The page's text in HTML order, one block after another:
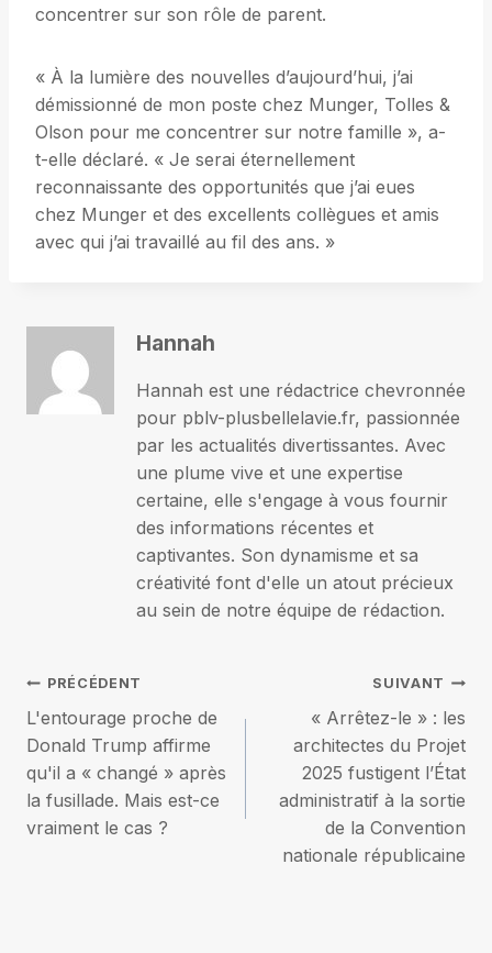
concentrer sur son rôle de parent.
« À la lumière des nouvelles d’aujourd’hui, j’ai
démissionné de mon poste chez Munger, Tolles &
Olson pour me concentrer sur notre famille », a-
t-elle déclaré. « Je serai éternellement
reconnaissante des opportunités que j’ai eues
chez Munger et des excellents collègues et amis
avec qui j’ai travaillé au fil des ans. »
Hannah
Hannah est une rédactrice chevronnée
pour pblv-plusbellelavie.fr, passionnée
par les actualités divertissantes. Avec
une plume vive et une expertise
certaine, elle s'engage à vous fournir
des informations récentes et
captivantes. Son dynamisme et sa
créativité font d'elle un atout précieux
au sein de notre équipe de rédaction.
Navigation
de
l’article
PRÉCÉDENT
L'entourage proche de
Donald Trump affirme
qu'il a « changé » après
la fusillade. Mais est-ce
vraiment le cas ?
SUIVANT
« Arrêtez-le » : les
architectes du Projet
2025 fustigent l’État
administratif à la sortie
de la Convention
nationale républicaine